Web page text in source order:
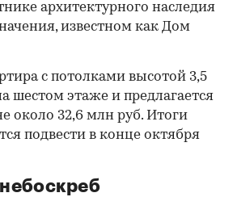
архитектурного наследия
известном как Дом
с потолками высотой 3,5
шестом этаже и предлагается
около 32,6 млн руб. Итоги
подвести в конце октября